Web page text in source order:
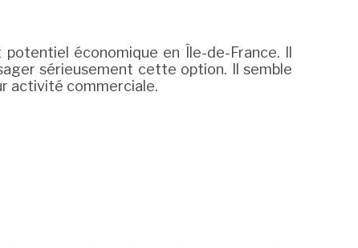
économique en Île-de-France. Il
sérieusement cette option. Il semble
activité commerciale.